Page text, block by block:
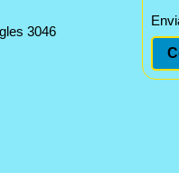
3046